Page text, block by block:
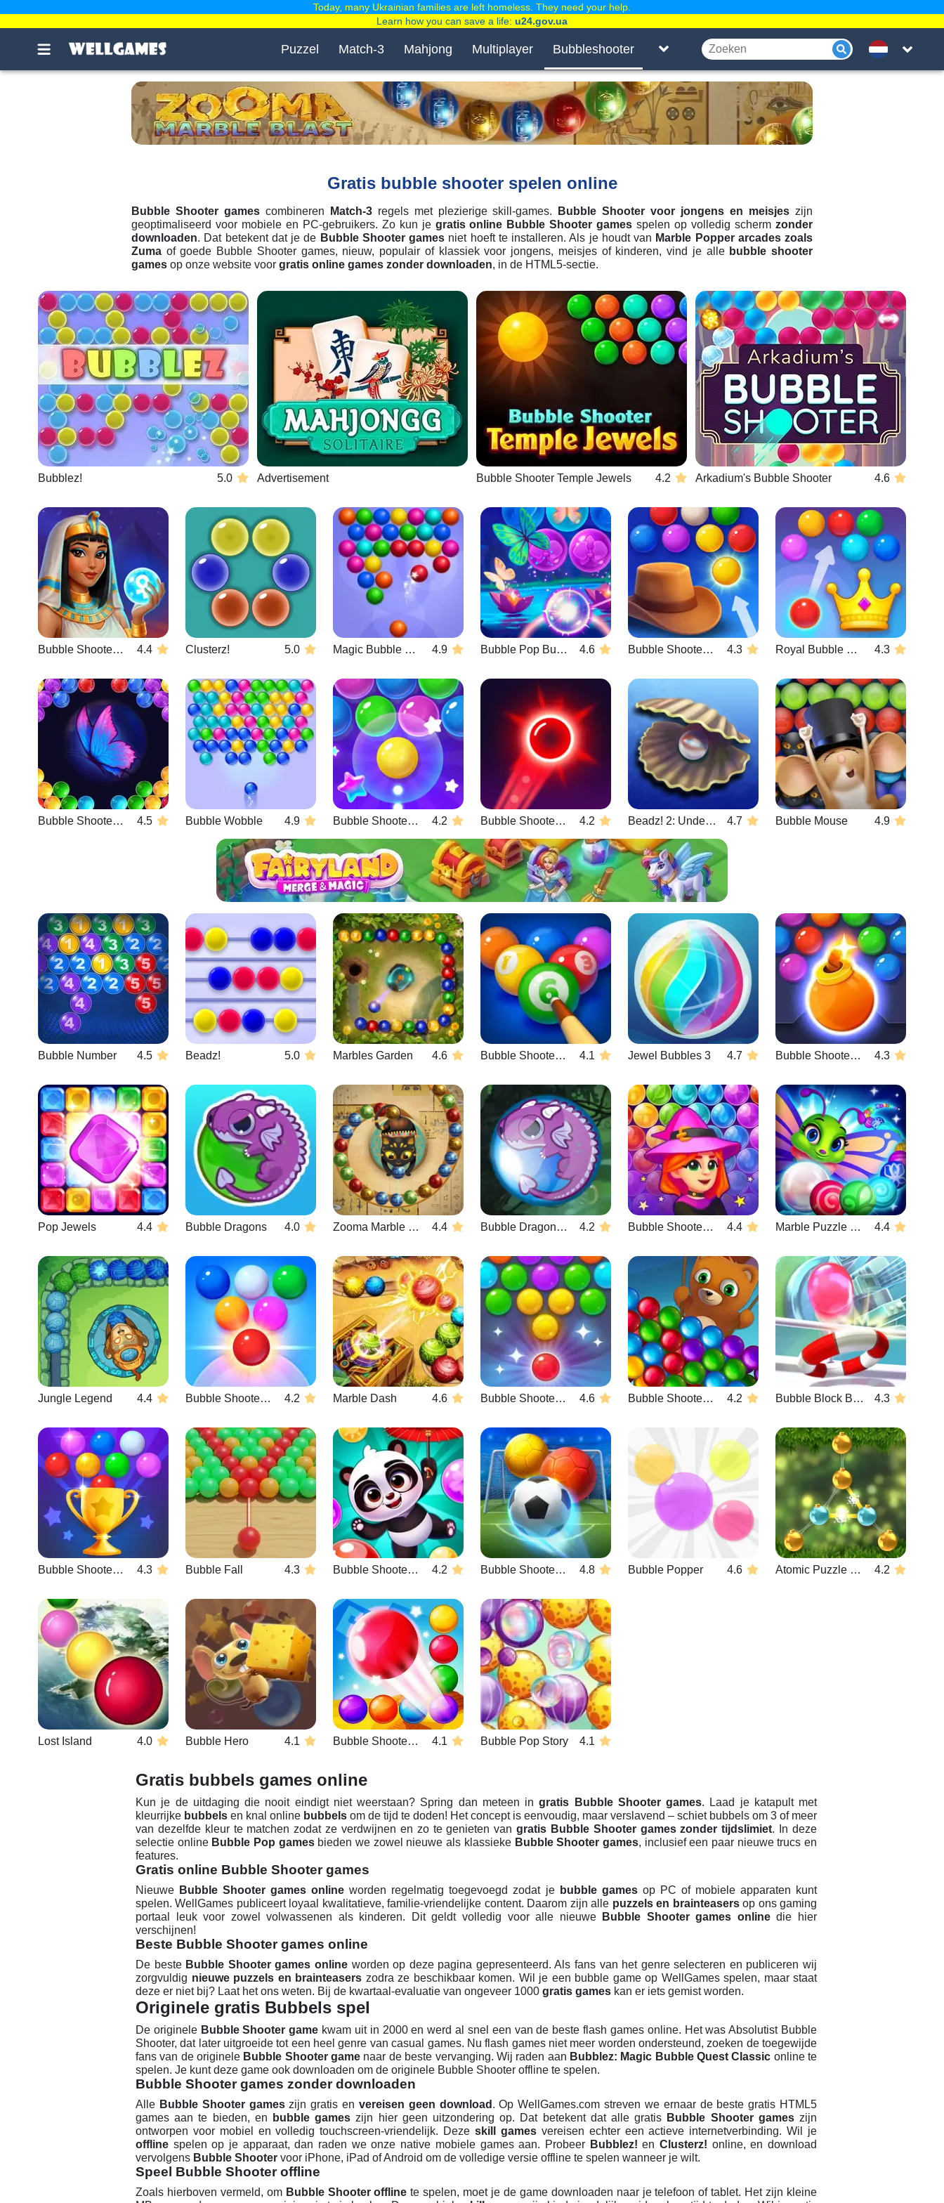
Puzzel Match-3 Mahjong Multiplayer Bubbleshooter
Gratis bubble shooter spelen online
Bubble Shooter gamescombineren Match-3regels met plezierige skill-games. Bubble Shooter voor jongens en meisjes zijn
geoptimaliseerd voor mobiele en PC-gebruikers. Zo kun je gratis online Bubble Shooter games spelen op volledig schermzonder
downloaden. Dat betekent dat je de Bubble Shooter games niet hoeft te installeren. Als je houdt van Marble Popper arcades zoals
Zuma of goede Bubble Shooter games, nieuw, populair of klassiek voor jongens, meisjes of kinderen, vind je alle bubble shooter
games op onze website voor gratis online games zonder downloaden, in de HTML5-sectie.
Bubblez! 5.0 Advertisement Bubble Shooter Temple Jewels 4.2 Arkadium's Bubble Shooter 4.6
Bubble Shooter Wonders of Egypt 4.4 Clusterz! 5.0 Magic Bubble Quest: Classic 4.9 Bubble Pop Butterfly 4.6 Bubble Shooter Wild West 4.3 Royal Bubble Blast 4.3
Bubble Shooter Butterfly 4.5 Bubble Wobble 4.9 Bubble Shooter Pro 4 4.2 Bubble Shooter Neon 4.2 Beadz! 2: Under the Sea 4.7 Bubble Mouse 4.9
Bubble Number 4.5 Beadz! 5.0 Marbles Garden 4.6 Bubble Shooter Billiards & Pool 4.1 Jewel Bubbles 3 4.7 Bubble Shooter HD 3 4.3
Pop Jewels 4.4 Bubble Dragons 4.0 Zooma Marble Blast 4.4 Bubble Dragons Saga 4.2 Bubble Shooter Witch Tower 4.4 Marble Puzzle Blast 4.4
Jungle Legend 4.4 Bubble Shooter Arcade 2 4.2 Marble Dash 4.6 Bubble Shooter Candy 2 4.6 Bubble Shooter Story 4.2 Bubble Block Breaker 4.3
Bubble Shooter Challenge 2 4.3 Bubble Fall 4.3 Bubble Shooter Panda Blast 4.2 Bubble Shooter Soccer 2 4.8 Bubble Popper 4.6 Atomic Puzzle X-Mas 4.2
Lost Island 4.0 Bubble Hero 4.1 Bubble Shooter Endless 4.1 Bubble Pop Story 4.1
Gratis bubbels games online
Kun je de uitdaging die nooit eindigt niet weerstaan? Spring dan meteen ingratis Bubble Shooter games. Laad je katapult met
kleurrijke bubbels en knal online bubbels om de tijd te doden! Het concept is eenvoudig, maar verslavend – schiet bubbels om 3 of meer
van dezelfde kleur te matchen zodat ze verdwijnen en zo te genieten vangratis Bubble Shooter games zonder tijdslimiet. In deze
selectie online Bubble Pop gamesbieden we zowel nieuwe als klassieke Bubble Shooter games, inclusief een paar nieuwe trucs en
features.
Gratis online Bubble Shooter games
Nieuwe Bubble Shooter games online worden regelmatig toegevoegd zodat je bubble gamesop PC of mobiele apparaten kunt
spelen. WellGames publiceert loyaal kwalitatieve, familie-vriendelijke content. Daarom zijn alle puzzels en brainteasersop ons gaming
portaal leuk voor zowel volwassenen als kinderen. Dit geldt volledig voor alle nieuwe
Bubble Shooter games onlinedie hier
verschijnen!
Beste Bubble Shooter games online
De beste Bubble Shooter games onlineworden op deze pagina gepresenteerd. Als fans van het genre selecteren en publiceren wij
zorgvuldig nieuwe puzzels en brainteasers zodra ze beschikbaar komen. Wil je een bubble game op WellGames spelen, maar staat
deze er niet bij? Laat het ons weten. Bij de kwartaal-evaluatie van ongeveer 1000 gratis games kan er iets gemist worden.
Originele gratis Bubbels spel
De originele Bubble Shooter game kwam uit in 2000 en werd al snel een van de beste flash games online. Het was Absolutist Bubble
Shooter, dat later uitgroeide tot een heel genre van casual games. Nu flash games niet meer worden ondersteund, zoeken de toegewijde
fans van de originele Bubble Shooter game naar de beste vervanging. Wij raden aan Bubblez: Magic Bubble Quest Classic online te
spelen. Je kunt deze game ook downloaden om de originele Bubble Shooter offline te spelen.
Bubble Shooter games zonder downloaden
Alle Bubble Shooter gameszijn gratis en vereisen geen download . Op WellGames.com streven we ernaar de beste gratis HTML5
games aan te bieden, en
bubble games zijn hier geen uitzondering op. Dat betekent dat alle gratis Bubble Shooter gameszijn
ontworpen voor mobiel en volledig touchscreen-vriendelijk. Dezeskill gamesvereisen echter een actieve internetverbinding. Wil je
offline spelen op je apparaat, dan raden we onze native mobiele games aan. Probeer Bubblez! en Clusterz! online, en download
vervolgens Bubble Shooter voor iPhone, iPad of Android om de volledige versie offline te spelen wanneer je wilt.
Speel Bubble Shooter offline
Zoals hierboven vermeld, om Bubble Shooter offline te spelen, moet je de game downloaden naar je telefoon of tablet. Het zijn kleine
Today, many Ukrainian families are left homeless. They need your help.
Learn how you can save a life: u24.gov.ua